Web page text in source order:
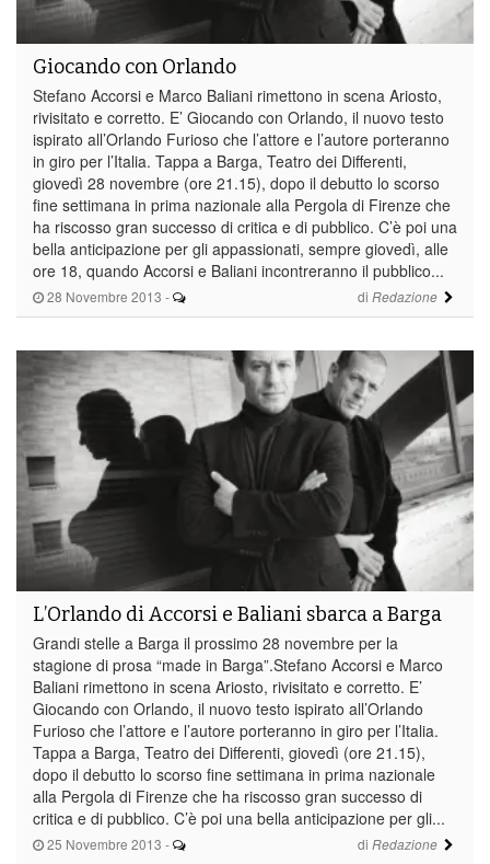
28 Novembre 2013 - di Redazione
Giocando con Orlando
Stefano Accorsi e Marco Baliani rimettono in scena Ariosto,
rivisitato e corretto. E’ Giocando con Orlando, il nuovo testo
ispirato all’Orlando Furioso che l’attore e l’autore porteranno
in giro per l’Italia. Tappa a Barga, Teatro dei Differenti,
giovedì 28 novembre (ore 21.15), dopo il debutto lo scorso
fine settimana in prima nazionale alla Pergola di Firenze che
ha riscosso gran successo di critica e di pubblico. C’è poi una
bella anticipazione per gli appassionati, sempre giovedì, alle
ore 18, quando Accorsi e Baliani incontreranno il pubblico...
25 Novembre 2013 - di Redazione
L’Orlando di Accorsi e Baliani sbarca a Barga
Grandi stelle a Barga il prossimo 28 novembre per la
stagione di prosa “made in Barga”.Stefano Accorsi e Marco
Baliani rimettono in scena Ariosto, rivisitato e corretto. E’
Giocando con Orlando, il nuovo testo ispirato all’Orlando
Furioso che l’attore e l’autore porteranno in giro per l’Italia.
Tappa a Barga, Teatro dei Differenti, giovedì (ore 21.15),
dopo il debutto lo scorso fine settimana in prima nazionale
alla Pergola di Firenze che ha riscosso gran successo di
critica e di pubblico. C’è poi una bella anticipazione per gli...